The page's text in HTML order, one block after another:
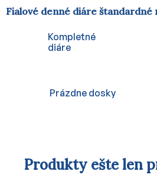
Fialové denné diáre štandardné
Kompletné
diáre
Prázdne dosky
Produkty ešte len